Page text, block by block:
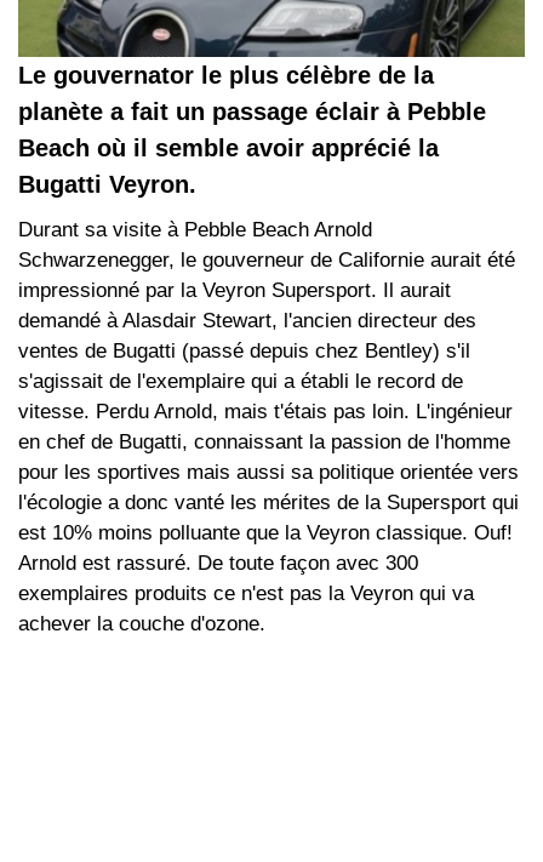
Le gouvernator le plus célèbre de la
planète a fait un passage éclair à Pebble
Beach où il semble avoir apprécié la
Bugatti Veyron.
Durant sa visite à Pebble Beach Arnold
Schwarzenegger, le gouverneur de Californie aurait été
impressionné par la Veyron Supersport. Il aurait
demandé à Alasdair Stewart, l'ancien directeur des
ventes de Bugatti (passé depuis chez Bentley) s'il
s'agissait de l'exemplaire qui a établi le record de
vitesse. Perdu Arnold, mais t'étais pas loin. L'ingénieur
en chef de Bugatti, connaissant la passion de l'homme
pour les sportives mais aussi sa politique orientée vers
l'écologie a donc vanté les mérites de la Supersport qui
est 10% moins polluante que la Veyron classique. Ouf!
Arnold est rassuré. De toute façon avec 300
exemplaires produits ce n'est pas la Veyron qui va
achever la couche d'ozone.